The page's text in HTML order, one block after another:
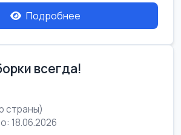
Подробнее
всегда!
страны)
18.06.2026